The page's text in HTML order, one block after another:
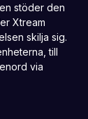
stöder den
Xtream
skilja sig.
till
via